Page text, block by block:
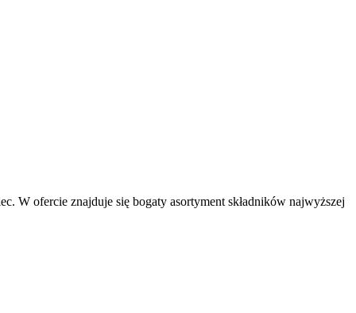
W ofercie znajduje się bogaty asortyment składników najwyższej